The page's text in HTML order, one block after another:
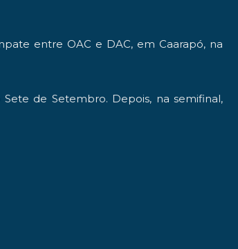
entre OAC e DAC, em Caarapó, na
de Setembro. Depois, na semifinal,